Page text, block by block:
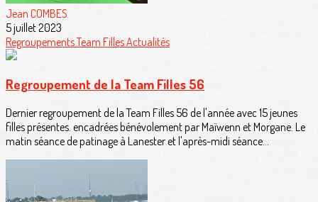
Jean COMBES
5 juillet 2023
RegroupementsTeam FillesActualités
Regroupement de la Team Filles 56
Dernier regroupement de la Team Filles 56 de l'année avec 15 jeunes
filles présentes. encadrées bénévolement par Maïwenn et Morgane. Le
matin séance de patinage à Lanester et l'après-midi séance...